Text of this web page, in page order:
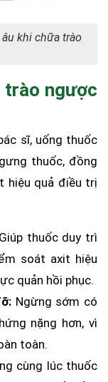
khi chữa trào
trào ngược
sĩ, uống thuốc
thuốc, đồng
hiệu quả điều trị
Giúp thuốc duy trì
soát axit hiệu
quản hồi phục.
Ngừng sớm có
nặng hơn, vì
toàn.
cùng lúc thuốc